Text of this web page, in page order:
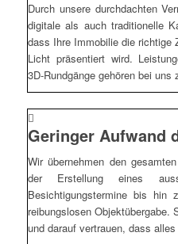
Durch unsere durchdachten
digitale als auch traditionelle
dass Ihre Immobilie die richtige
Licht präsentiert wird.
3D-Rundgänge gehören bei uns
Geringer Aufwand
Wir übernehmen den
der Erstellung eines
Besichtigungstermine bis hin
reibungslosen
und darauf vertrauen, dass